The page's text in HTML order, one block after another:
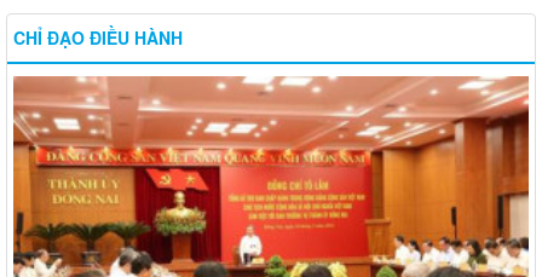
CHỈ ĐẠO ĐIỀU HÀNH